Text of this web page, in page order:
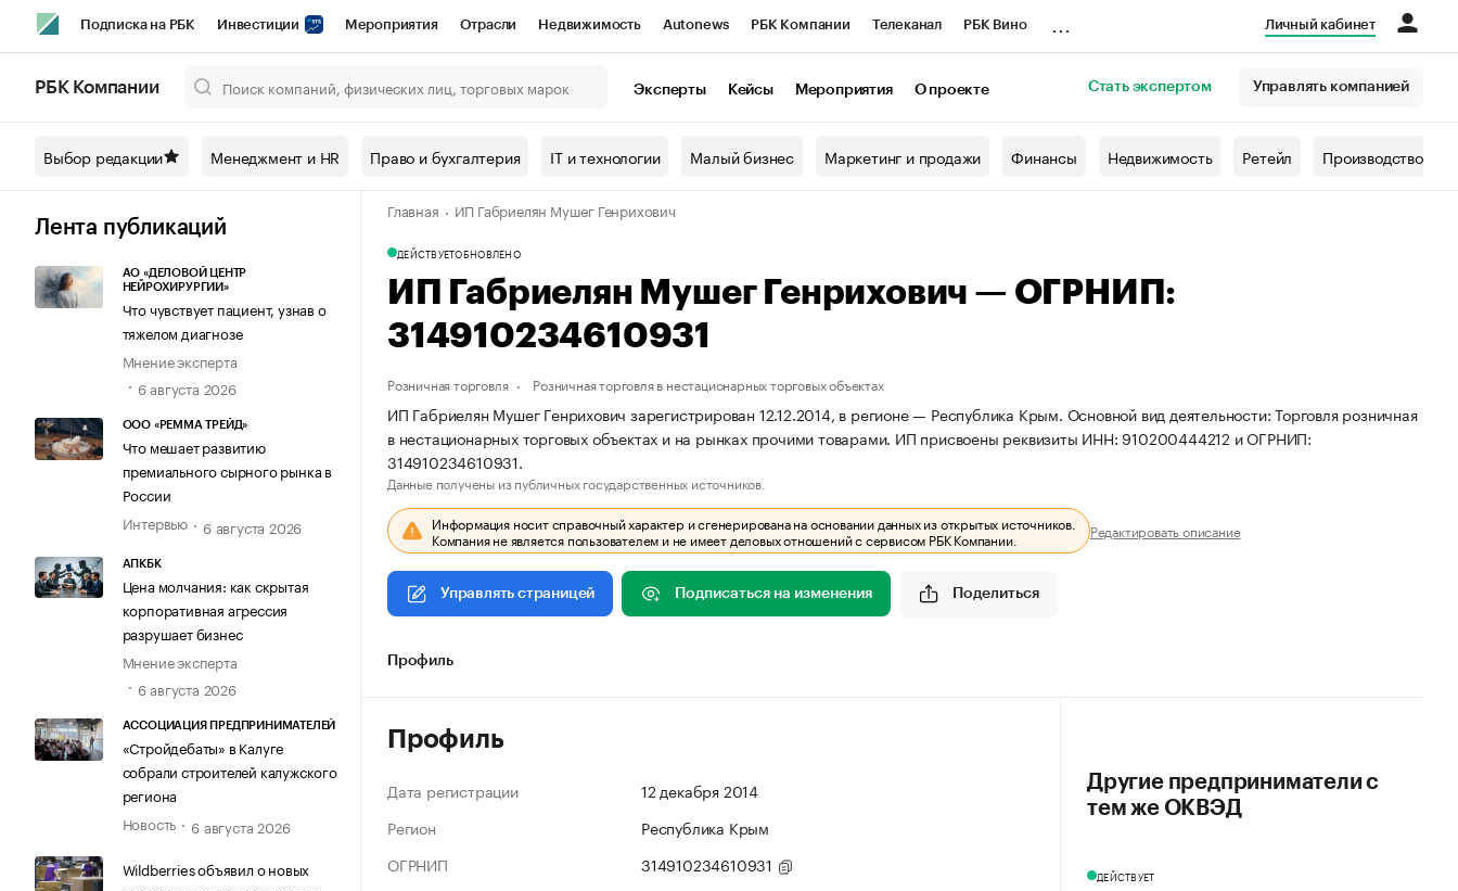
Подписка на РБК Инвестиции Мероприятия Отрасли Недвижимость Autonews РБК Компании Телеканал РБК Вино
Спецпроекты СПб Конференции СПб Спецпроекты Проверка контрагентов
Технологии и медиа Рынок наличной валюты
Личный кабинет
РБК Компании Эксперты Кейсы Мероприятия О проекте Стать экспертом Управлять компанией
Выбор редакции Менеджмент и HR Право и бухгалтерия IT и технологии Малый бизнес Маркетинг и продажи Финансы Недвижимость Ретейл Производство
Лента публикаций
АО «ДЕЛОВОЙ ЦЕНТР
НЕЙРОХИРУРГИИ»
Что чувствует пациент, узнав о
тяжелом диагнозе
Мнение эксперта
6 августа 2026
ООО «РЕММА ТРЕЙД»
Что мешает развитию
премиального сырного рынка в
России
Интервью
6 августа 2026
АПКБК
Цена молчания: как скрытая
корпоративная агрессия
разрушает бизнес
Мнение эксперта
6 августа 2026
АССОЦИАЦИЯ ПРЕДПРИНИМАТЕЛЕЙ
«Стройдебаты» в Калуге
собрали строителей калужского
региона
Новость
6 августа 2026
Wildberries объявил о новых
Главная ИП Габриелян Мушег Генрихович
ДЕЙСТВУЕТОБНОВЛЕНО
ИП Габриелян Мушег Генрихович — ОГРНИП:
314910234610931
Розничная торговля Розничная торговля в нестационарных торговых объектах
ИП Габриелян Мушег Генрихович зарегистрирован 12.12.2014, в регионе — Республика Крым. Основной вид деятельности: Торговля розничная
в нестационарных торговых объектах и на рынках прочими товарами. ИП присвоены реквизиты ИНН: 910200444212 и ОГРНИП:
314910234610931.
Данные получены из публичных государственных источников.
Информация носит справочный характер и сгенерирована на основании данных из открытых источников.
Компания не является пользователем и не имеет деловых отношений с сервисом РБК Компании. Редактировать описание
Управлять страницей Подписаться на изменения Поделиться
Профиль
Профиль
Дата регистрации
12 декабря 2014
Регион
Республика Крым
ОГРНИП
314910234610931
Другие предприниматели с
тем же ОКВЭД
ДЕЙСТВУЕТ